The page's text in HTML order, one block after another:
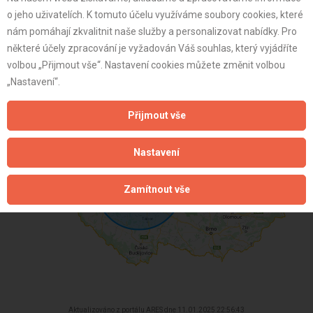
vozidly určenými pro přepravu nejvýše 9 osob včetně
OSVČ
Neplátce
18.11.2024
Aktualizováno z portálu ARES dne 11.01.2025 22:56:43
o jeho uživatelích. K tomuto účelu využíváme soubory cookies, které
nám pomáhají zkvalitnit naše služby a personalizovat nabídky. Pro
některé účely zpracování je vyžadován Váš souhlas, který vyjádříte
volbou „Přijmout vše“. Nastavení cookies můžete změnit volbou
„Nastavení“.
Přijmout vše
Nastavení
Zamítnout vše